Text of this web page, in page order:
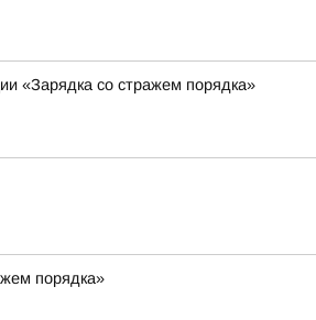
«Зарядка со стражем порядка»
порядка»